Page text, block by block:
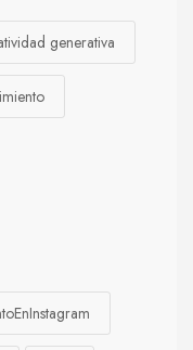
generativa